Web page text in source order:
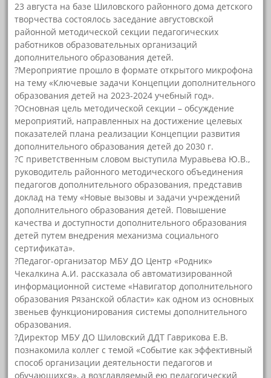
23 августа на базе Шиловского районного дома детского
творчества состоялось заседание августовской
районной методической секции педагогических
работников образовательных организаций
дополнительного образования детей.
?Мероприятие прошло в формате открытого микрофона
на тему «Ключевые задачи Концепции дополнительного
образования детей на 2023-2024 учебный год».
?Основная цель методической секции – обсуждение
мероприятий, направленных на достижение целевых
показателей плана реализации Концепции развития
дополнительного образования детей до 2030 г.
?С приветственным словом выступила Муравьева Ю.В.,
руководитель районного методического объединения
педагогов дополнительного образования, представив
доклад на тему «Новые вызовы и задачи учреждений
дополнительного образования детей. Повышение
качества и доступности дополнительного образования
детей путем внедрения механизма социального
сертификата».
?Педагог-организатор МБУ ДО Центр «Родник»
Чекалкина А.И. рассказала об автоматизированной
информационной системе «Навигатор дополнительного
образования Рязанской области» как одном из основных
звеньев функционирования системы дополнительного
образования.
?Директор МБУ ДО Шиловский ДДТ Гаврикова Е.В.
познакомила коллег с темой «Событие как эффективный
способ организации деятельности педагогов и
обучающихся», а возглавляемый ею педагогический